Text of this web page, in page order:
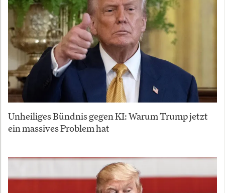
Unheiliges Bündnis gegen KI: Warum Trump jetzt
ein massives Problem hat